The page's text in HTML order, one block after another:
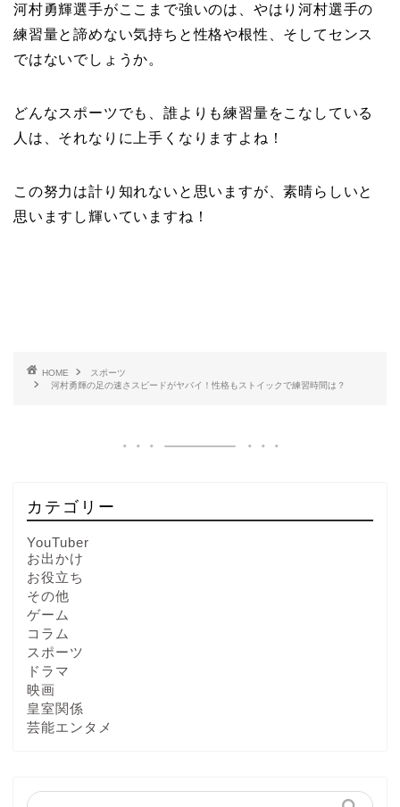
河村勇輝選手がここまで強いのは、やはり河村選手の
練習量と諦めない気持ちと性格や根性、そしてセンス
ではないでしょうか。
どんなスポーツでも、誰よりも練習量をこなしている
人は、それなりに上手くなりますよね！
この努力は計り知れないと思いますが、素晴らしいと
思いますし輝いていますね！
HOME
スポーツ
河村勇輝の足の速さスピードがヤバイ！性格もストイックで練習時間は？
カテゴリー
YouTuber
お出かけ
お役立ち
その他
ゲーム
コラム
スポーツ
ドラマ
映画
皇室関係
芸能エンタメ